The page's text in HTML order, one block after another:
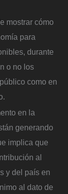
mostrar cómo
para
durante
o no los
como en
en la
generando
implica que
al
y del país en
al dato de